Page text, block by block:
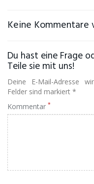
Keine Kommentare
Du hast eine Frage
Teile sie mit uns!
Deine E-Mail-Adresse
Felder sind markiert *
Kommentar *